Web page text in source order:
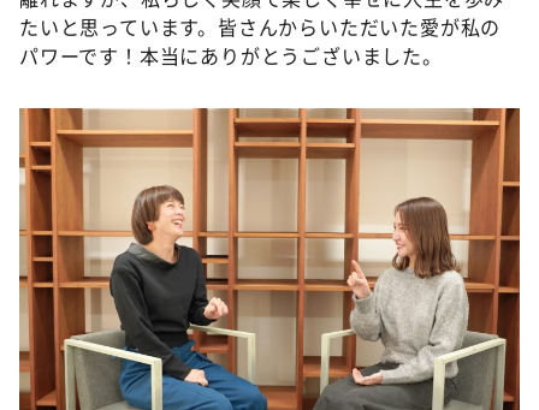
たいと思っています。皆さんからいただいた愛が私の
パワーです！本当にありがとうございました。